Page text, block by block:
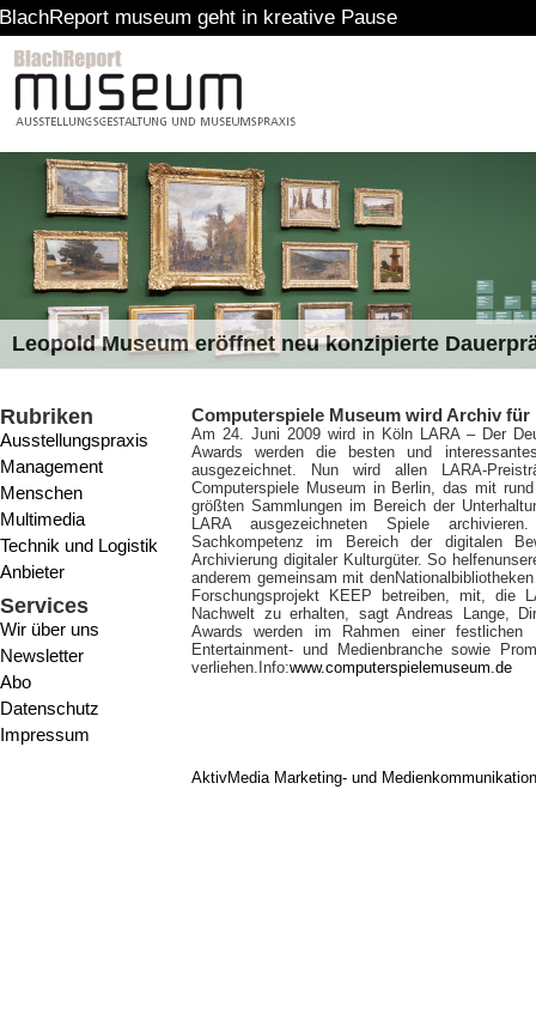
museum geht in kreative Pause
Leopold Museum eröffnet neu konzipierte
Rubriken
Ausstellungspraxis
Management
Menschen
Multimedia
Technik und Logistik
Anbieter
Services
Wir über uns
Newsletter
Abo
Datenschutz
Impressum
Computerspiele Museum wird Archiv
Am 24. Juni 2009 wird in Köln LARA – Der
Awards werden die besten und
ausgezeichnet. Nun wird allen LARA-
Computerspiele Museum in Berlin, das mit
größten Sammlungen im Bereich der
LARA ausgezeichneten Spiele
Sachkompetenz im Bereich der digitalen
Archivierung digitaler Kulturgüter. So
anderem gemeinsam mit
Forschungsprojekt KEEP betreiben, mit, die
Nachwelt zu erhalten, sagt Andreas Lange,
Awards werden im Rahmen einer festlichen
Entertainment- und Medienbranche sowie
verliehen.Info:www.computerspielemuseum.de
AktivMedia Marketing- und